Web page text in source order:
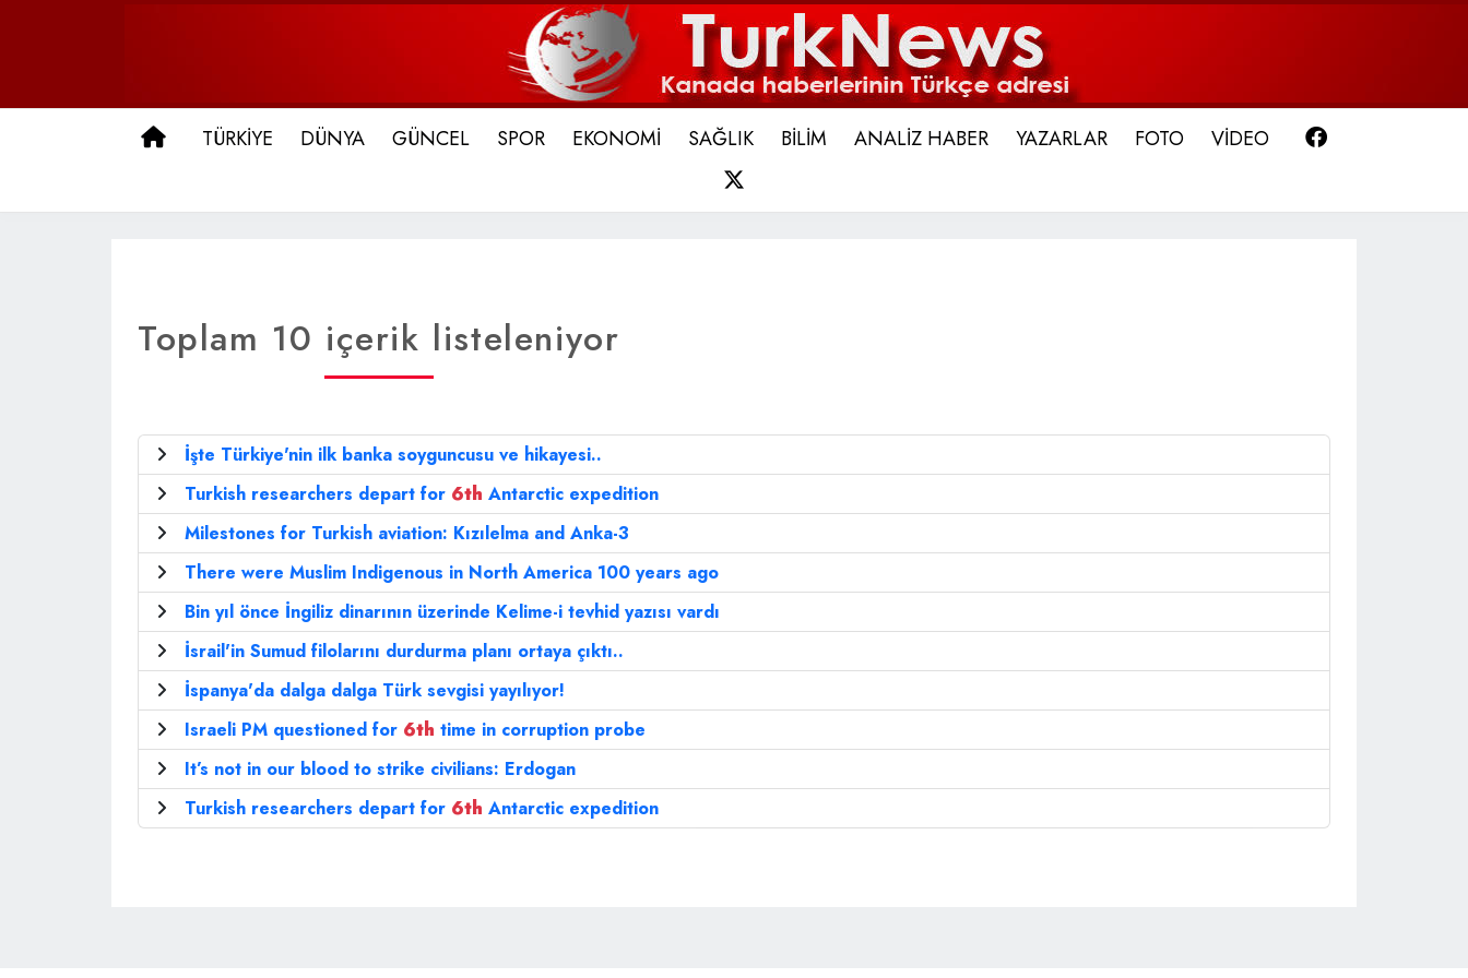
ANA SAYFA
TÜRKİYE DÜNYA GÜNCEL SPOR EKONOMİ SAĞLIK BİLİM ANALİZ HABER YAZARLAR FOTO VİDEO
Toplam 10 içerik listeleniyor
İşte Türkiye'nin ilk banka soyguncusu ve hikayesi..
Turkish researchers depart for 6th Antarctic expedition
Milestones for Turkish aviation: Kızılelma and Anka-3
There were Muslim Indigenous in North America 100 years ago
Bin yıl önce İngiliz dinarının üzerinde Kelime-i tevhid yazısı vardı
İsrail'in Sumud filolarını durdurma planı ortaya çıktı..
İspanya'da dalga dalga Türk sevgisi yayılıyor!
Israeli PM questioned for 6th time in corruption probe
It’s not in our blood to strike civilians: Erdogan
Turkish researchers depart for 6th Antarctic expedition